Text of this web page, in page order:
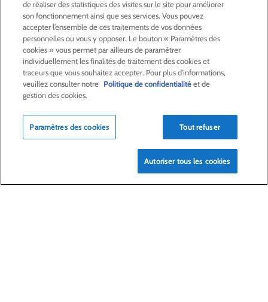
GROUPE
ACTIVITÉS
ACTIONNAIRES &INVESTISSEURS
JEAN‑LUC LAGARDÈRE
CENTRE PRESSE
de réaliser des statistiques des visites sur le site pour améliorer
son fonctionnement ainsi que ses services. Vous pouvez
accepter l’ensemble de ces traitements de vos données
personnelles ou vous y opposer. Le bouton « Paramètres des
cookies » vous permet par ailleurs de paramétrer
individuellement les finalités de traitement des cookies et
traceurs que vous souhaitez accepter. Pour plus d'informations,
veuillez consulter notre Politique de confidentialitéet de
gestion des cookies.
Paramètres des cookies Tout refuser
Autoriser tous les cookies